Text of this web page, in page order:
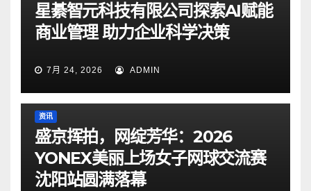
星綦智元科技有限公司探索AI赋能
商业管理 助力企业科学决策
7月 24, 2026 ADMIN
资讯
盛京挥拍，网绽芳华：2026
YONEX美丽上场女子网球交流赛
沈阳站圆满落幕